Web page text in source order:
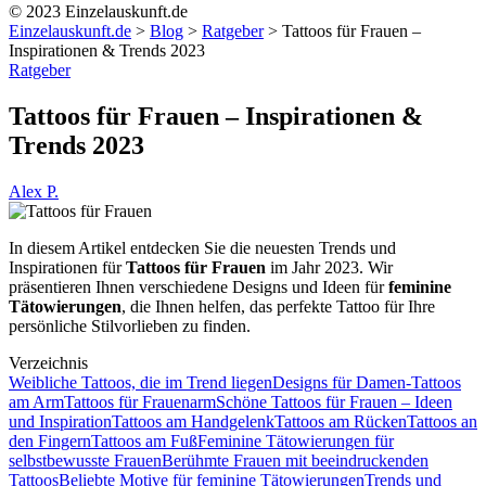
© 2023 Einzelauskunft.de
Einzelauskunft.de > Blog > Ratgeber> Tattoos für Frauen –
Inspirationen & Trends 2023
Ratgeber
Tattoos für Frauen – Inspirationen &
Trends 2023
Alex P.
In diesem Artikel entdecken Sie die neuesten Trends und
Inspirationen fürTattoos für Frauen im Jahr 2023. Wir
präsentieren Ihnen verschiedene Designs und Ideen fürfeminine
Tätowierungen, die Ihnen helfen, das perfekte Tattoo für Ihre
persönliche Stilvorlieben zu finden.
Verzeichnis
Weibliche Tattoos, die im Trend liegenDesigns für Damen-Tattoos
am ArmTattoos für FrauenarmSchöne Tattoos für Frauen – Ideen
und InspirationTattoos am HandgelenkTattoos am RückenTattoos an
den FingernTattoos am FußFeminine Tätowierungen für
selbstbewusste FrauenBerühmte Frauen mit beeindruckenden
TattoosBeliebte Motive für feminine TätowierungenTrends und